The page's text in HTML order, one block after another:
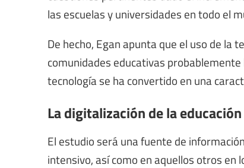
las escuelas y universidades en todo el
De hecho, Egan apunta que el uso de la
comunidades educativas probablemente
tecnología se ha convertido en una
La digitalización de la educación
El estudio será una fuente de
intensivo, así como en aquellos otros en